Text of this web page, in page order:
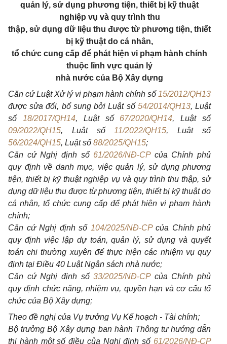
quản lý, sử dụng phương tiện, thiết bị kỹ thuật
nghiệp vụ và quy trình thu
thập, sử dụng dữ liệu thu được từ phương tiện, thiết
bị kỹ thuật do cá nhân,
tổ chức cung cấp để phát hiện vi phạm hành chính
thuộc lĩnh vực quản lý
nhà nước của Bộ Xây dựng
Căn cứ Luật Xử lý vi phạm hành chính số 15/2012/QH13
được sửa đổi, bổ sung bởi Luật số 54/2014/QH13, Luật
số 18/2017/QH14, Luật số 67/2020/QH14, Luật số
09/2022/QH15, Luật số 11/2022/QH15, Luật số
56/2024/QH15, Luật số 88/2025/QH15;
Căn cứ Nghị định số 61/2026/NĐ-CPcủa Chính phủ
quy định về danh mục, việc quản lý, sử dụng phương
tiện, thiết bị kỹ thuật nghiệp vụ và quy trình thu thập, sử
dụng dữ liệu thu được từ phương tiện, thiết bị kỹ thuật do
cá nhân, tổ chức cung cấp để phát hiện vi phạm hành
chính;
Căn cứ Nghị định số 104/2025/NĐ-CPcủa Chính phủ
quy định việc lập dự toán, quản lý, sử dụng và quyết
toán chi thường xuyên để thực hiện các nhiệm vụ quy
định tại Điều 40 Luật Ngân sách nhà nước;
Căn cứ Nghị định số33/2025/NĐ-CPcủa Chính phủ
quy định chức năng, nhiệm vụ, quyền hạn và cơ cấu tổ
chức của Bộ Xây dựng;
Theo đề nghị của Vụ trưởng Vụ Kế hoạch - Tài chính;
Bộ trưởng Bộ Xây dựng ban hành Thông tư hướng dẫn
thi hành một số điều của Nghị định số 61/2026/NĐ-CP